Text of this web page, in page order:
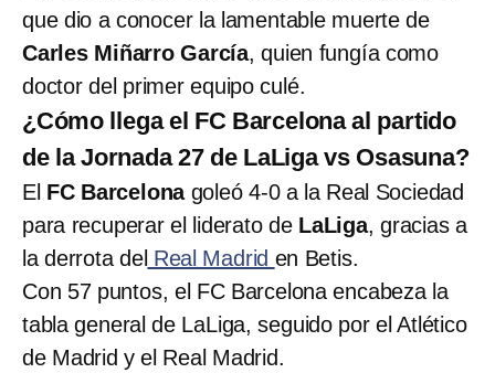
que dio a conocer la lamentable muerte de
Carles Miñarro García, quien fungía como
doctor del primer equipo culé.
¿Cómo llega el FC Barcelona al partido
de la Jornada 27 de LaLiga vs Osasuna?
El FC Barcelona goleó 4-0 a la Real Sociedad
para recuperar el liderato de LaLiga, gracias a
la derrota del Real Madrid en Betis.
Con 57 puntos, el FC Barcelona encabeza la
tabla general de LaLiga, seguido por el Atlético
de Madrid y el Real Madrid.